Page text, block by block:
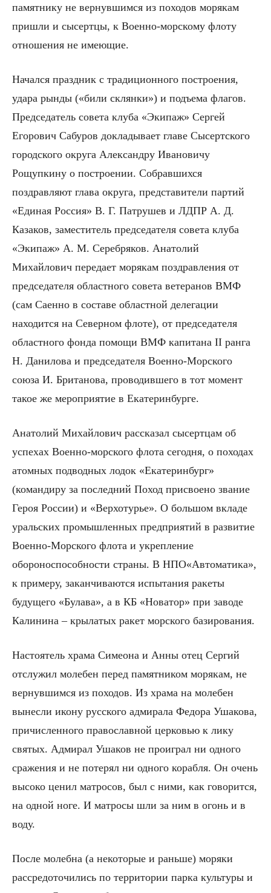
памятнику не вернувшимся из походов морякам
пришли и сысертцы, к Военно-морскому флоту
отношения не имеющие.
Начался праздник с традиционного построения,
удара рынды («били склянки») и подъема флагов.
Председатель совета клуба «Экипаж» Сергей
Егорович Сабуров докладывает главе Сысертского
городского округа Александру Ивановичу
Рощупкину о построении. Собравшихся
поздравляют глава округа, представители партий
«Единая Россия» В. Г. Патрушев и ЛДПР А. Д.
Казаков, заместитель председателя совета клуба
«Экипаж» А. М. Серебряков. Анатолий
Михайлович передает морякам поздравления от
председателя областного совета ветеранов ВМФ
(сам Саенно в составе областной делегации
находится на Северном флоте), от председателя
областного фонда помощи ВМФ капитана II ранга
Н. Данилова и председателя Военно-Морского
союза И. Британова, проводившего в тот момент
такое же мероприятие в Екатеринбурге.
Анатолий Михайлович рассказал сысертцам об
успехах Военно-морского флота сегодня, о походах
атомных подводных лодок «Екатеринбург»
(командиру за последний Поход присвоено звание
Героя России) и «Верхотурье». О большом вкладе
уральских промышленных предприятий в развитие
Военно-Морского флота и укрепление
обороноспособности страны. В НПО«Автоматика»,
к примеру, заканчиваются испытания ракеты
будущего «Булава», а в КБ «Новатор» при заводе
Калинина – крылатых ракет морского базирования.
Настоятель храма Симеона и Анны отец Сергий
отслужил молебен перед памятником морякам, не
вернувшимся из походов. Из храма на молебен
вынесли икону русского адмирала Федора Ушакова,
причисленного православной церковью к лику
святых. Адмирал Ушаков не проиграл ни одного
сражения и не потерял ни одного корабля. Он очень
высоко ценил матросов, был с ними, как говорится,
на одной ноге. И матросы шли за ним в огонь и в
воду.
После молебна (а некоторые и раньше) моряки
рассредоточились по территории парка культуры и